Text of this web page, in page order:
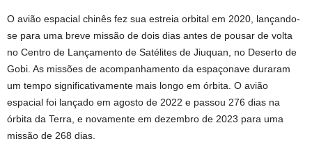
O avião espacial chinês fez sua estreia orbital em 2020, lançando-
se para uma breve missão de dois dias antes de pousar de volta
no Centro de Lançamento de Satélites de Jiuquan, no Deserto de
Gobi. As missões de acompanhamento da espaçonave duraram
um tempo significativamente mais longo em órbita. O avião
espacial foi lançado em agosto de 2022 e passou 276 dias na
órbita da Terra, e novamente em dezembro de 2023 para uma
missão de 268 dias.